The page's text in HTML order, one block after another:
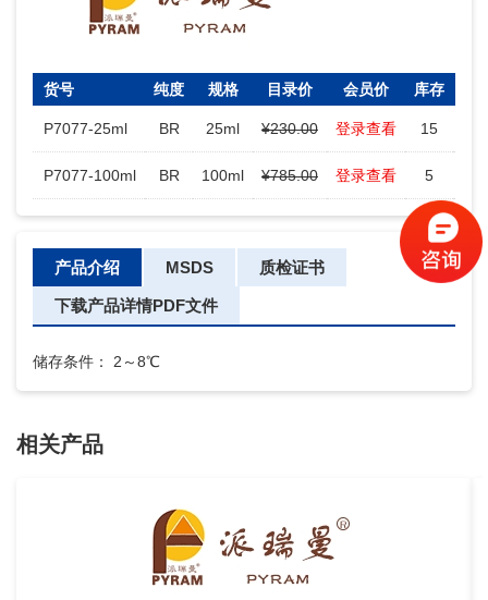
货号 纯度 规格 目录价 会员价 库存
P7077-25ml BR 25ml ¥230.00 登录查看 15
P7077-100ml BR 100ml ¥785.00 登录查看 5
产品介绍 MSDS 质检证书
下载产品详情PDF文件
储存条件： 2～8℃
相关产品